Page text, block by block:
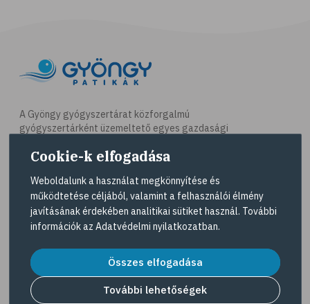
# égés
# C-vitamin
# antioxidáns
# @egeszsegmagazin
# öregedés
# ráncosodás
# retinol
# fényvédelem
A Gyöngy gyógyszertárat közforgalmú
gyógyszertárként üzemeltető egyes gazdasági
működésért. A Gyöngy gyógyszertárak listáját és
tekintheti meg.
Navigáció
Akciós termékek
Dermokozmetikumok
Gyöngy Patika Magazin
Cookie-k elfogadása
Weboldalunk a használat megkönnyítése és
működtetése céljából, valamint a felhasználói élmény
javításának érdekében analitikai sütiket használ. További
információk az Adatvédelmi nyilatkozatban.
Összes elfogadása
További lehetőségek